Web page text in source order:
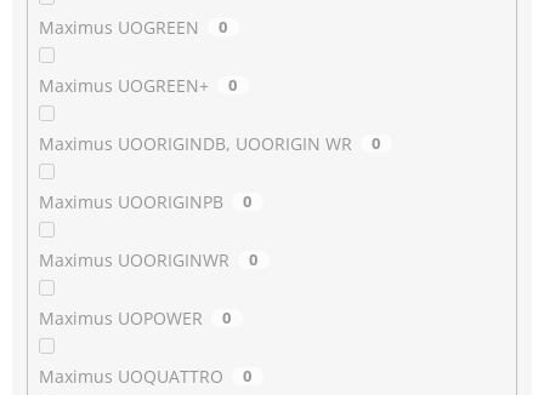
Maximus UOGREEN 0
Maximus UOGREEN+ 0
Maximus UOORIGINDB, UOORIGIN WR 0
Maximus UOORIGINPB 0
Maximus UOORIGINWR 0
Maximus UOPOWER 0
Maximus UOQUATTRO 0